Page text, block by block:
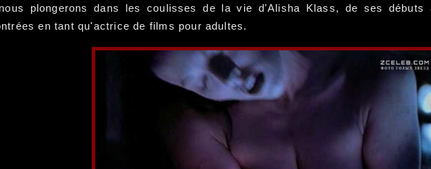
plongerons dans les coulisses de la vie d'Alisha Klass, de ses
en tant qu'actrice de films pour adultes.